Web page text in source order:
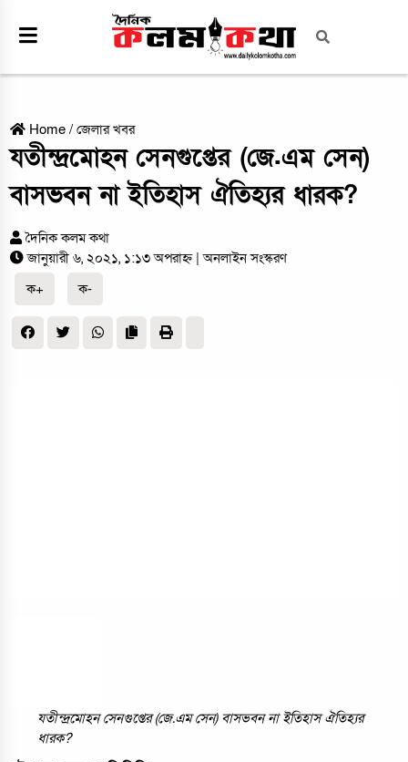
Home /জেলার খবর
যতীন্দ্রমোহন সেনগুপ্তের (জে.এম সেন)
বাসভবন না ইতিহাস ঐতিহ্যর ধারক?
দৈনিক কলম কথা
জানুয়ারী ৬, ২০২১, ১:১৩ অপরাহ্ন | অনলাইন সংস্করণ
ক+
ক-
যতীন্দ্রমোহন সেনগুপ্তের (জে.এম সেন) বাসভবন না ইতিহাস ঐতিহ্যর
ধারক?